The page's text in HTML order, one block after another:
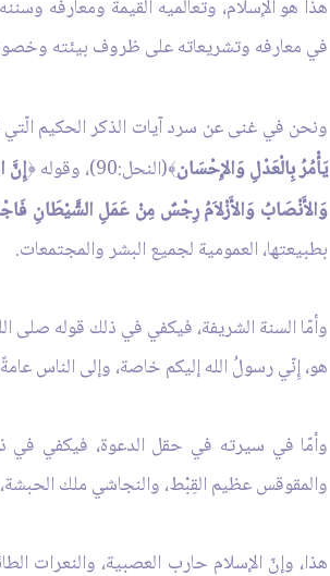
هذا هو الإسلام، وتعالميه القيمة ومعارفه
في معارفه وتشريعاته على ظروف بيئته
ونحن في غنى عن سرد آيات الذكر الحكيم الّتي
يَأْمُرُ بِالْعَدْلِ وَالإِحْسَان﴾(النحل:90)، وقوله ﴿إِنَّ
وَالأَنْصَابُ وَالأَزْلاَمُ رِجْسٌ مِنْ عَمَلِ الشَّيْطَانِ
بطبيعتها، العمومية لجميع البشر والمجتمعات.
وأمّا السنة الشريفة، فيكفي في ذلك قوله صلى
هو، إِنّي رسولُ الله إليكم خاصة، وإلى الناس
وأمّا في سيرته في حقل الدعوة، فيكفي في
والمقوقس عظيم القِبْط، والنجاشي ملك
هذا، وإنّ الإسلام حارب العصبية، والنعرات